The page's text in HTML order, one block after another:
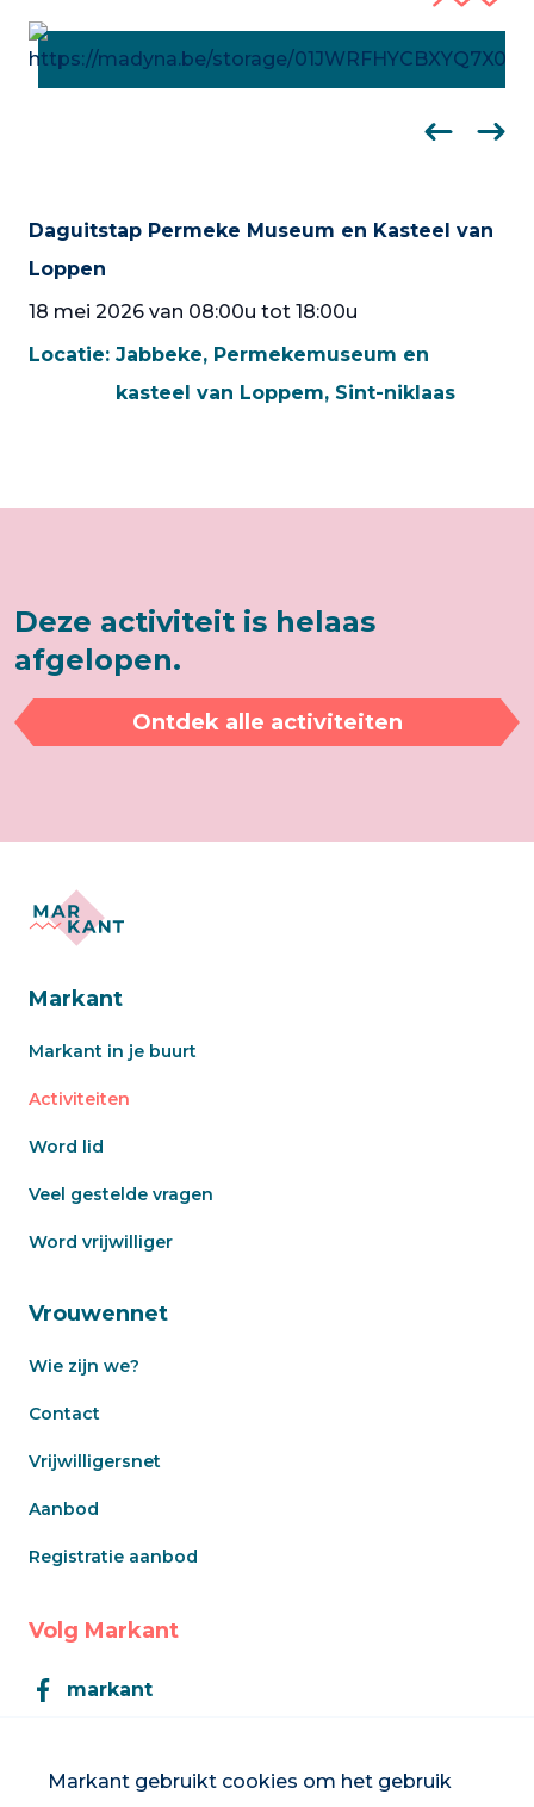
Markant gebruikt cookies om het gebruik
Daguitstap Permeke Museum en Kasteel van
Loppen
18 mei 2026 van 08:00u tot 18:00u
Locatie: Jabbeke, Permekemuseum en
kasteel van Loppem, Sint-niklaas
Deze activiteit is helaas
afgelopen.
Ontdek alle activiteiten
Markant
Markant in je buurt
Activiteiten
Word lid
Veel gestelde vragen
Word vrijwilliger
Vrouwennet
Wie zijn we?
Contact
Vrijwilligersnet
Aanbod
Registratie aanbod
Volg Markant
markant